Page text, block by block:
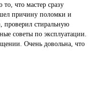
что мастер сразу
причину поломки и
проверил стиральную
советы по эксплуатации.
Очень довольна, что